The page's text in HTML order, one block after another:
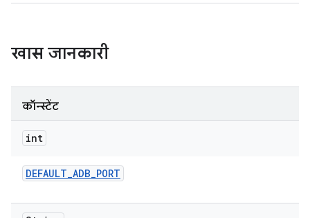
खास जानकारी
कॉन्स्टेंट
int
DEFAULT_ADB_PORT